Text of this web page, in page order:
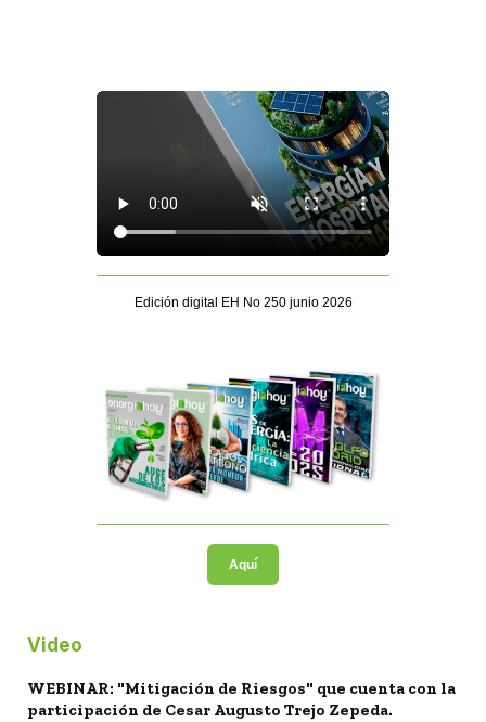
Edición digital EH No 250 junio 2026
Aquí
Video
WEBINAR: "Mitigación de Riesgos" que cuenta con la
participación de Cesar Augusto Trejo Zepeda.